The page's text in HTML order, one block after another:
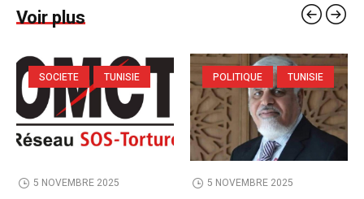
Voir plus
SOCIETE TUNISIE
5 NOVEMBRE 2025
POLITIQUE TUNISIE
5 NOVEMBRE 2025